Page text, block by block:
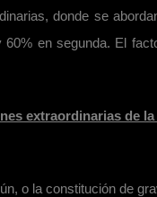
donde se
en segunda. El
extraordinarias de
o la constitución de